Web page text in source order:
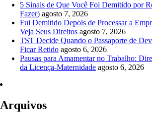
5 Sinais de Que Você Foi Demitido por
Fazer) agosto 7, 2026
Fui Demitido Depois de Processar a
Veja Seus Direitos agosto 7, 2026
TST Decide Quando o Passaporte de
Ficar Retido agosto 6, 2026
Pausas para Amamentar no Trabalho:
da Licença-Maternidade agosto 6, 2026
Arquivos